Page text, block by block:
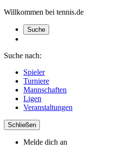
Willkommen bei tennis.de
Suche
Suche nach:
Spieler
Turniere
Mannschaften
Ligen
Veranstaltungen
Schließen
Melde dich an